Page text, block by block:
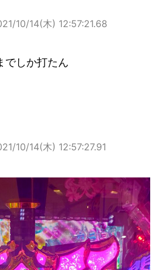
10/14(木) 12:57:21.68
でしか打たん
10/14(木) 12:57:27.91